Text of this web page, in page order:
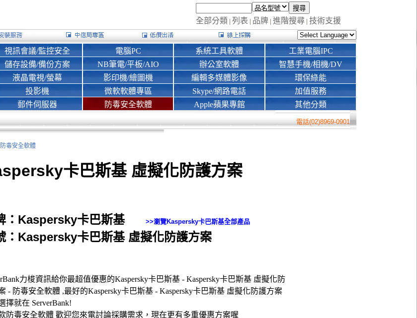
全部分類 | 列表 | 品牌 | 進階搜尋 | 技術支援
視訊會議/監控安全
儲存設備/備份方案
液晶電視/螢幕
投影機
郵件伺服器
電腦PC
NB筆電/平板/AIO
影印機/繪圖機
微軟軟體專區
防毒安全軟體
系統工具軟體
辦公室軟體
編輯多媒體影像
Skype/網路電話
Apple蘋果專館
工業電腦IPC
智慧手機/相機/DV
環保綠能
加值服務
其他分類
電話(02)8969-0901
防毒安全軟體
卡巴斯基 虛擬化防護方案
：Kaspersky卡巴斯基 >>瀏覽Kaspersky卡巴斯基全部產品
：Kaspersky卡巴斯基 虛擬化防護方案
力梭資訊給你最超值優惠的Kaspersky卡巴斯基 - Kaspersky卡巴斯基 虛擬化防
- 防毒安全軟體 ,最好的Kaspersky卡巴斯基 - Kaspersky卡巴斯基 虛擬化防護方案
擇就在 ServerBank!
防毒安全軟體 歡迎您來電討論採購需求，現在更有多重優惠方案喔